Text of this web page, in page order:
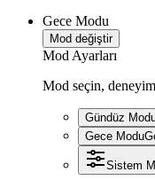
Gece Modu
Mod değiştir
Mod Ayarları
Mod seçin,
Gündüz
Gece Modu
Sistem